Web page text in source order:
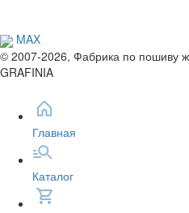
MAX
© 2007-2026, Фабрика по пошиву
GRAFINIA
Главная
Каталог